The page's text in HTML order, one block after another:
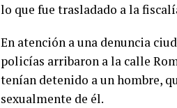
lo que fue trasladado a la
En atención a una denuncia
policías arribaron a la calle
tenían detenido a un hombre,
sexualmente de él.